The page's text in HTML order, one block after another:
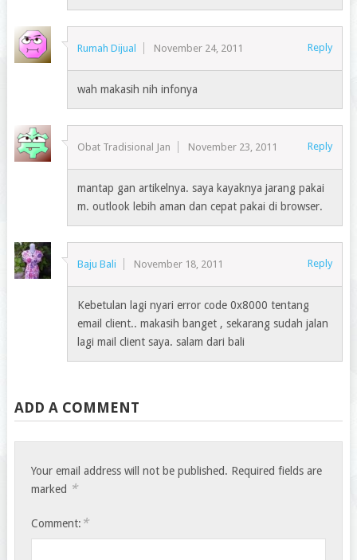
Rumah Dijual November 24, 2011 Reply
wah makasih nih infonya
Obat Tradisional Jan November 23, 2011 Reply
mantap gan artikelnya. saya kayaknya jarang pakai
m. outlook lebih aman dan cepat pakai di browser.
Baju Bali November 18, 2011 Reply
Kebetulan lagi nyari error code 0x8000 tentang
email client.. makasih banget , sekarang sudah jalan
lagi mail client saya. salam dari bali
ADD A COMMENT
Your email address will not be published. Required fields are
marked *
Comment: *